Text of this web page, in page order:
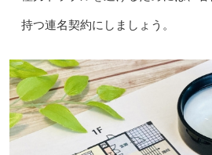
持つ連名契約にしましょう。